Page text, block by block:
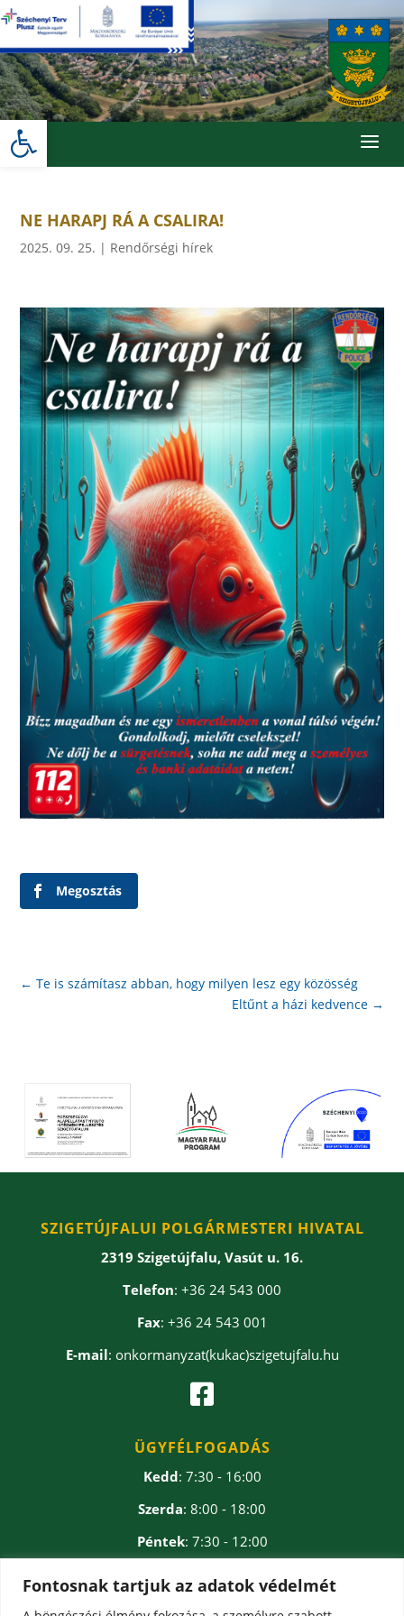
Skip
to
content
Eszköztár megnyitása
Fontosnak tartjuk az adatok védelmét
a
NE HARAPJ RÁ A CSALIRA!
2025. 09. 25. | Rendőrségi hírek
Megosztás
←Te is számítasz abban, hogy milyen lesz egy közösség
Eltűnt a házi kedvence→
SZIGETÚJFALUI POLGÁRMESTERI HIVATAL
2319 Szigetújfalu, Vasút u. 16.
Telefon: +36 24 543 000
Fax: +36 24 543 001
E-mail: onkormanyzat(kukac)szigetujfalu.hu

ÜGYFÉLFOGADÁS
Kedd: 7:30 - 16:00
Szerda: 8:00 - 18:00
Péntek: 7:30 - 12:00